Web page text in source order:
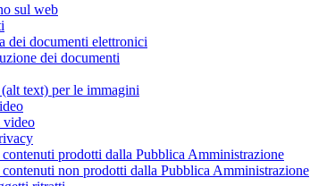
sul web
dei documenti elettronici
dei documenti
text) per le immagini
video
prodotti dalla Pubblica Amministrazione
non prodotti dalla Pubblica Amministrazione